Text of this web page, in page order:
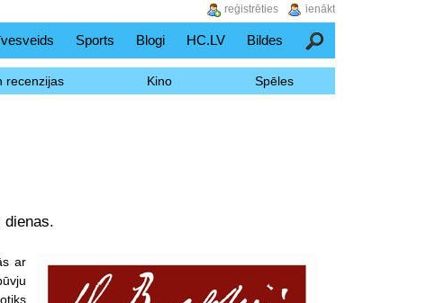
Sports Blogi HC.LV Bildes Meklēšana
recenzijas Kino Spēles
dienas.
ar
ienākt
reģistrēties